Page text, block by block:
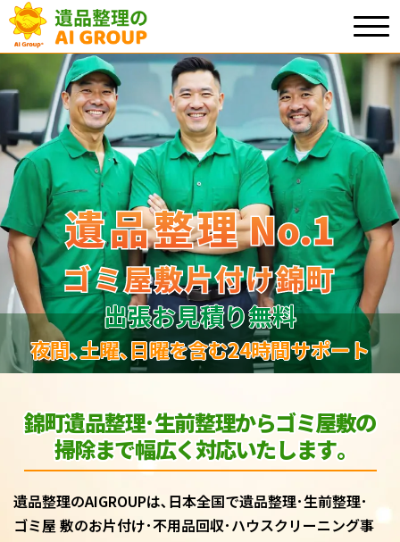
遺品整理No.1
ゴミ屋敷片付け錦町
遺品整理No.1
ゴミ屋敷片付け錦町
出張お見積り無料
夜間､土曜､日曜を含む24時間サポート
錦町遺品整理･生前整理からゴミ屋敷の
掃除まで幅広く対応いたします｡
遺品整理のAIGROUPは､日本全国で遺品整理･生前整理･
ゴミ屋 敷のお片付け･不用品回収･ハウスクリーニング事